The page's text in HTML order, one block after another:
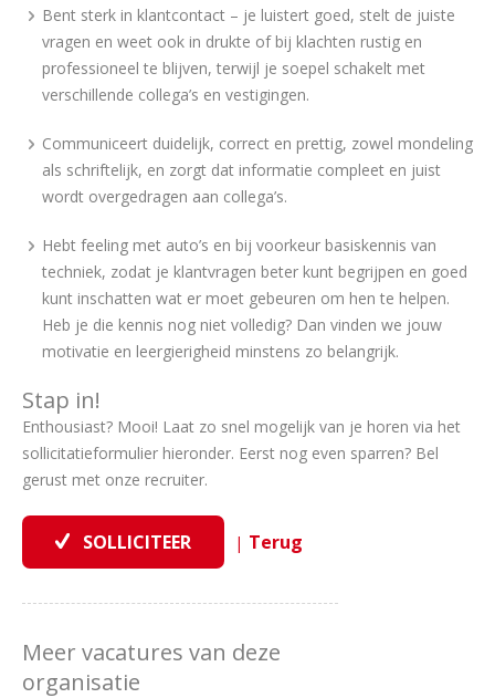
Bent sterk in klantcontact – je luistert goed, stelt de juiste
vragen en weet ook in drukte of bij klachten rustig en
professioneel te blijven, terwijl je soepel schakelt met
verschillende collega’s en vestigingen.
Communiceert duidelijk, correct en prettig, zowel mondeling
als schriftelijk, en zorgt dat informatie compleet en juist
wordt overgedragen aan collega’s.
Hebt feeling met auto’s en bij voorkeur basiskennis van
techniek, zodat je klantvragen beter kunt begrijpen en goed
kunt inschatten wat er moet gebeuren om hen te helpen.
Heb je die kennis nog niet volledig? Dan vinden we jouw
motivatie en leergierigheid minstens zo belangrijk.
Stap in!
Enthousiast? Mooi! Laat zo snel mogelijk van je horen via het
sollicitatieformulier hieronder. Eerst nog even sparren? Bel
gerust met onze recruiter.
|
Meer vacatures van deze
organisatie